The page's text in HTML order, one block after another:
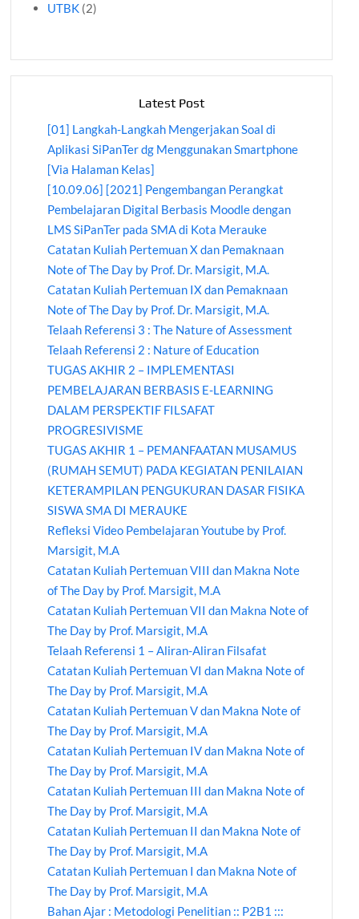
UTBK (2)
Latest Post
[01] Langkah-Langkah Mengerjakan Soal di
Aplikasi SiPanTer dg Menggunakan Smartphone
[Via Halaman Kelas]
[10.09.06] [2021] Pengembangan Perangkat
Pembelajaran Digital Berbasis Moodle dengan
LMS SiPanTer pada SMA di Kota Merauke
Catatan Kuliah Pertemuan X dan Pemaknaan
Note of The Day by Prof. Dr. Marsigit, M.A.
Catatan Kuliah Pertemuan IX dan Pemaknaan
Note of The Day by Prof. Dr. Marsigit, M.A.
Telaah Referensi 3 : The Nature of Assessment
Telaah Referensi 2 : Nature of Education
TUGAS AKHIR 2 – IMPLEMENTASI
PEMBELAJARAN BERBASIS E-LEARNING
DALAM PERSPEKTIF FILSAFAT
PROGRESIVISME
TUGAS AKHIR 1 – PEMANFAATAN MUSAMUS
(RUMAH SEMUT) PADA KEGIATAN PENILAIAN
KETERAMPILAN PENGUKURAN DASAR FISIKA
SISWA SMA DI MERAUKE
Refleksi Video Pembelajaran Youtube by Prof.
Marsigit, M.A
Catatan Kuliah Pertemuan VIII dan Makna Note
of The Day by Prof. Marsigit, M.A
Catatan Kuliah Pertemuan VII dan Makna Note of
The Day by Prof. Marsigit, M.A
Telaah Referensi 1 – Aliran-Aliran Filsafat
Catatan Kuliah Pertemuan VI dan Makna Note of
The Day by Prof. Marsigit, M.A
Catatan Kuliah Pertemuan V dan Makna Note of
The Day by Prof. Marsigit, M.A
Catatan Kuliah Pertemuan IV dan Makna Note of
The Day by Prof. Marsigit, M.A
Catatan Kuliah Pertemuan III dan Makna Note of
The Day by Prof. Marsigit, M.A
Catatan Kuliah Pertemuan II dan Makna Note of
The Day by Prof. Marsigit, M.A
Catatan Kuliah Pertemuan I dan Makna Note of
The Day by Prof. Marsigit, M.A
Bahan Ajar : Metodologi Penelitian :: P2B1 :::